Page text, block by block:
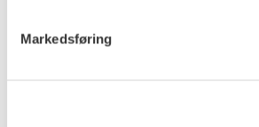
Markedsføring